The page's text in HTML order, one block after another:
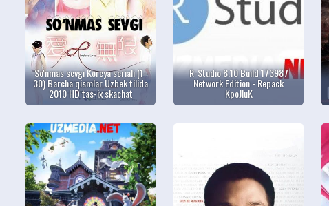
So'nmas sevgi Koreya seriali (1-
30) Barcha qismlar Uzbek tilida
2010 HD tas-ix skachat
R-Studio 8.10 Build 173987
Network Edition - Repack
KpoJIuK